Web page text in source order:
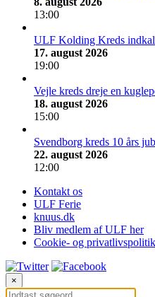
13:00
ULF Kolding Kreds
17. august 2026
19:00
Vejle kreds dreje en
18. august 2026
15:00
Svendborg kreds 10 års
22. august 2026
12:00
Kontakt os
ULF Ferie
knuus.dk
Bliv medlem af ULF her
Cookie- og privatlivspolitik
×